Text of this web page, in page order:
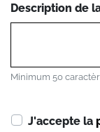
Description de
Minimum 50
J'accepte la